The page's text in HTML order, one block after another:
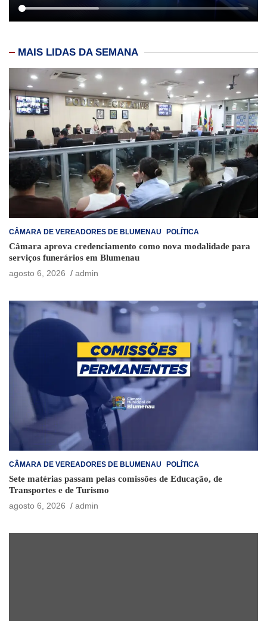
MAIS LIDAS DA SEMANA
CÂMARA DE VEREADORES DE BLUMENAU POLÍTICA
Câmara aprova credenciamento como nova modalidade para
serviços funerários em Blumenau
agosto 6, 2026
admin
CÂMARA DE VEREADORES DE BLUMENAU POLÍTICA
Sete matérias passam pelas comissões de Educação, de
Transportes e de Turismo
agosto 6, 2026
admin